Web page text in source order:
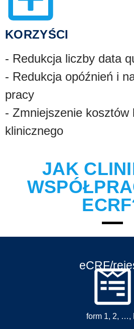
KORZYŚCI
- Redukcja liczby data
- Redukcja opóźnień i
pracy
- Zmniejszenie kosztów
klinicznego
JAK
eCRF/
form 1, 2, …,